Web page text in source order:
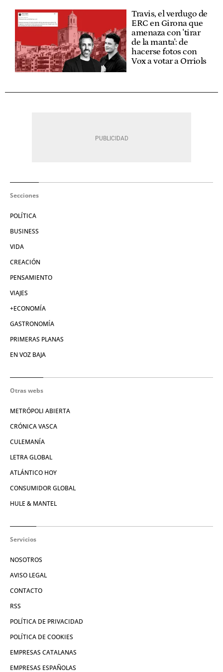
Travis, el verdugo de
ERC en Girona que
amenaza con 'tirar
de la manta': de
hacerse fotos con
Vox a votar a Orriols
Secciones
POLÍTICA
BUSINESS
VIDA
CREACIÓN
PENSAMIENTO
VIAJES
+ECONOMÍA
GASTRONOMÍA
PRIMERAS PLANAS
EN VOZ BAJA
Otras webs
METRÓPOLI ABIERTA
CRÓNICA VASCA
CULEMANÍA
LETRA GLOBAL
ATLÁNTICO HOY
CONSUMIDOR GLOBAL
HULE & MANTEL
Servicios
NOSOTROS
AVISO LEGAL
CONTACTO
RSS
POLÍTICA DE PRIVACIDAD
POLÍTICA DE COOKIES
EMPRESAS CATALANAS
EMPRESAS ESPAÑOLAS